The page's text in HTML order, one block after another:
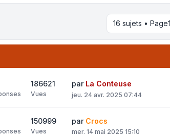
16 sujets • Page1
186621
Vues
par La Conteuse
jeu. 24 avr. 2025 07:44
150999
Vues
par Crocs
mer. 14 mai 2025 15:10